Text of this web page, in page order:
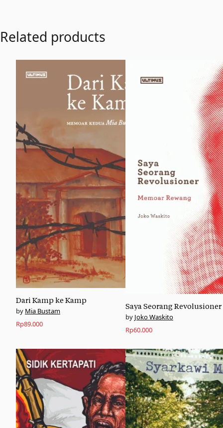
Related products
Dari Kamp ke Kamp
Mia Bustam
Rp89.000
Saya Seorang Revolusioner
Joko Waskito
Rp60.000